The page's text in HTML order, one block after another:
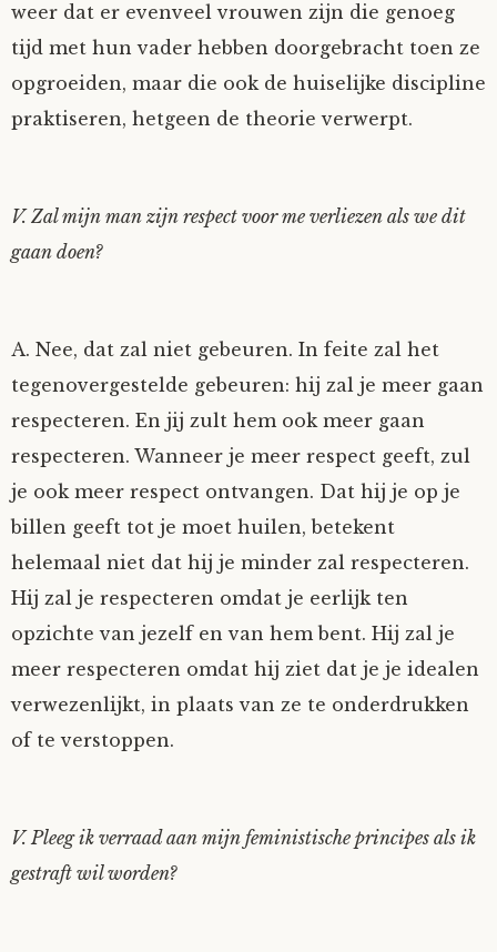
weer dat er evenveel vrouwen zijn die genoeg
tijd met hun vader hebben doorgebracht toen ze
opgroeiden, maar die ook de huiselijke discipline
praktiseren, hetgeen de theorie verwerpt.
V. Zal mijn man zijn respect voor me verliezen als we dit
gaan doen?
A. Nee, dat zal niet gebeuren. In feite zal het
tegenovergestelde gebeuren: hij zal je meer gaan
respecteren. En jij zult hem ook meer gaan
respecteren. Wanneer je meer respect geeft, zul
je ook meer respect ontvangen. Dat hij je op je
billen geeft tot je moet huilen, betekent
helemaal niet dat hij je minder zal respecteren.
Hij zal je respecteren omdat je eerlijk ten
opzichte van jezelf en van hem bent. Hij zal je
meer respecteren omdat hij ziet dat je je idealen
verwezenlijkt, in plaats van ze te onderdrukken
of te verstoppen.
V. Pleeg ik verraad aan mijn feministische principes als ik
gestraft wil worden?